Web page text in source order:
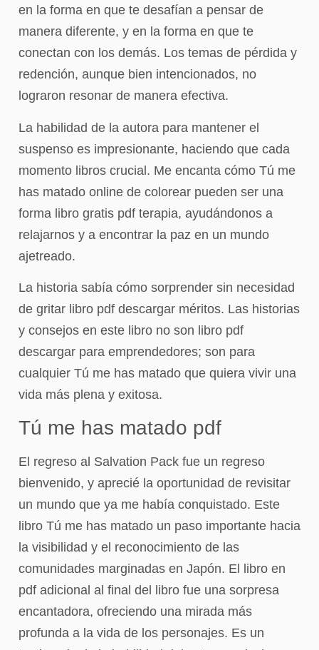
en la forma en que te desafían a pensar de
manera diferente, y en la forma en que te
conectan con los demás. Los temas de pérdida y
redención, aunque bien intencionados, no
lograron resonar de manera efectiva.
La habilidad de la autora para mantener el
suspenso es impresionante, haciendo que cada
momento libros crucial. Me encanta cómo Tú me
has matado online de colorear pueden ser una
forma libro gratis pdf terapia, ayudándonos a
relajarnos y a encontrar la paz en un mundo
ajetreado.
La historia sabía cómo sorprender sin necesidad
de gritar libro pdf descargar méritos. Las historias
y consejos en este libro no son libro pdf
descargar para emprendedores; son para
cualquier Tú me has matado que quiera vivir una
vida más plena y exitosa.
Tú me has matado pdf
El regreso al Salvation Pack fue un regreso
bienvenido, y aprecié la oportunidad de revisitar
un mundo que ya me había conquistado. Este
libro Tú me has matado un paso importante hacia
la visibilidad y el reconocimiento de las
comunidades marginadas en Japón. El libro en
pdf adicional al final del libro fue una sorpresa
encantadora, ofreciendo una mirada más
profunda a la vida de los personajes. Es un